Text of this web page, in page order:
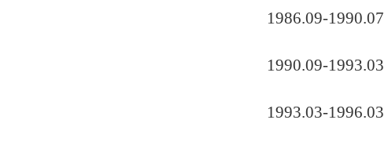
1986.09-1990.07
1990.09-1993.03
1993.03-1996.03